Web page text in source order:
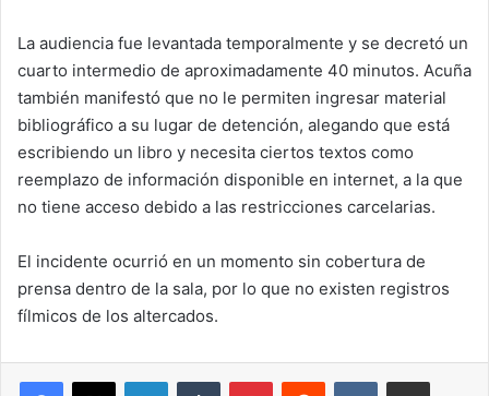
La audiencia fue levantada temporalmente y se decretó un
cuarto intermedio de aproximadamente 40 minutos. Acuña
también manifestó que no le permiten ingresar material
bibliográfico a su lugar de detención, alegando que está
escribiendo un libro y necesita ciertos textos como
reemplazo de información disponible en internet, a la que
no tiene acceso debido a las restricciones carcelarias.
El incidente ocurrió en un momento sin cobertura de
prensa dentro de la sala, por lo que no existen registros
fílmicos de los altercados.